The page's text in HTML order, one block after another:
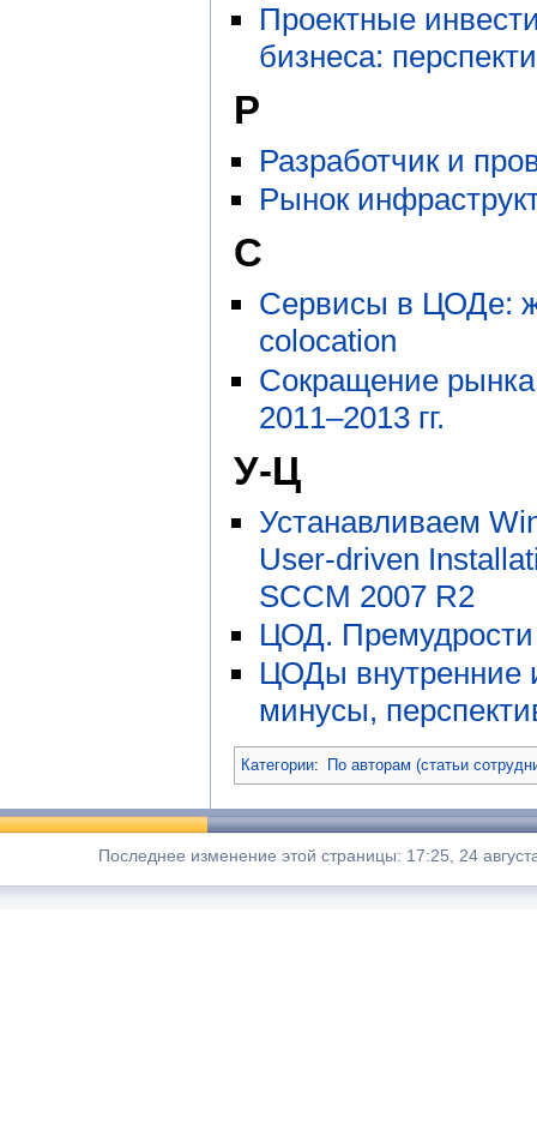
Проектные
бизнеса:
Р
Разработчик и
Рынок
С
Сервисы в ЦОДе:
colocation
Сокращение
2011–2013 гг.
У-Ц
Устанавливаем
User-driven
SCCM 2007 R2
ЦОД. Премудрости
ЦОДы внутренние
минусы,
Категории: По авторам (статьи
Последнее изменение этой страницы: 17:25, 24